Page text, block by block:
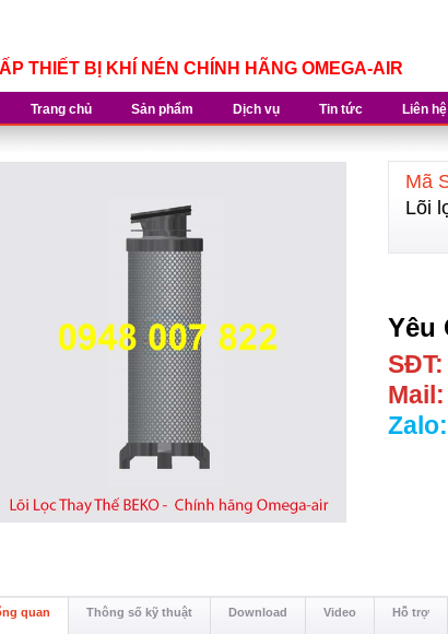
THIẾT BỊ KHÍ NÉN CHÍNH HÃNG OMEGA-AIR
Trang chủ Sản phẩm Dịch vụ Tin tức Liên hệ
Mã
Lõi
Yêu
SĐT:
quan Thông số kỹ thuật Download Video Hỗ trợ